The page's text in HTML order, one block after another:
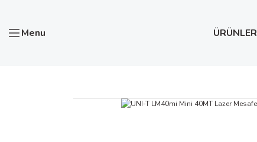
Menu ÜRÜNLER